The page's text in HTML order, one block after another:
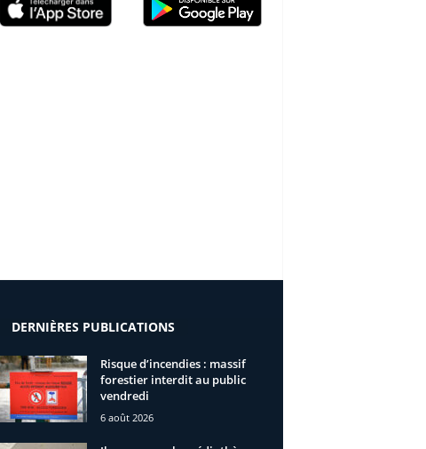
DERNIÈRES PUBLICATIONS
Risque d’incendies : massif
forestier interdit au public
vendredi
6 août 2026